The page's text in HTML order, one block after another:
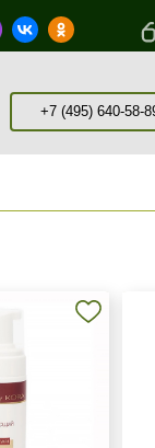
+7 (495) 640-58-